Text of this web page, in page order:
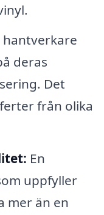
hantverkare
deras
Det
från olika
En
uppfyller
mer än en